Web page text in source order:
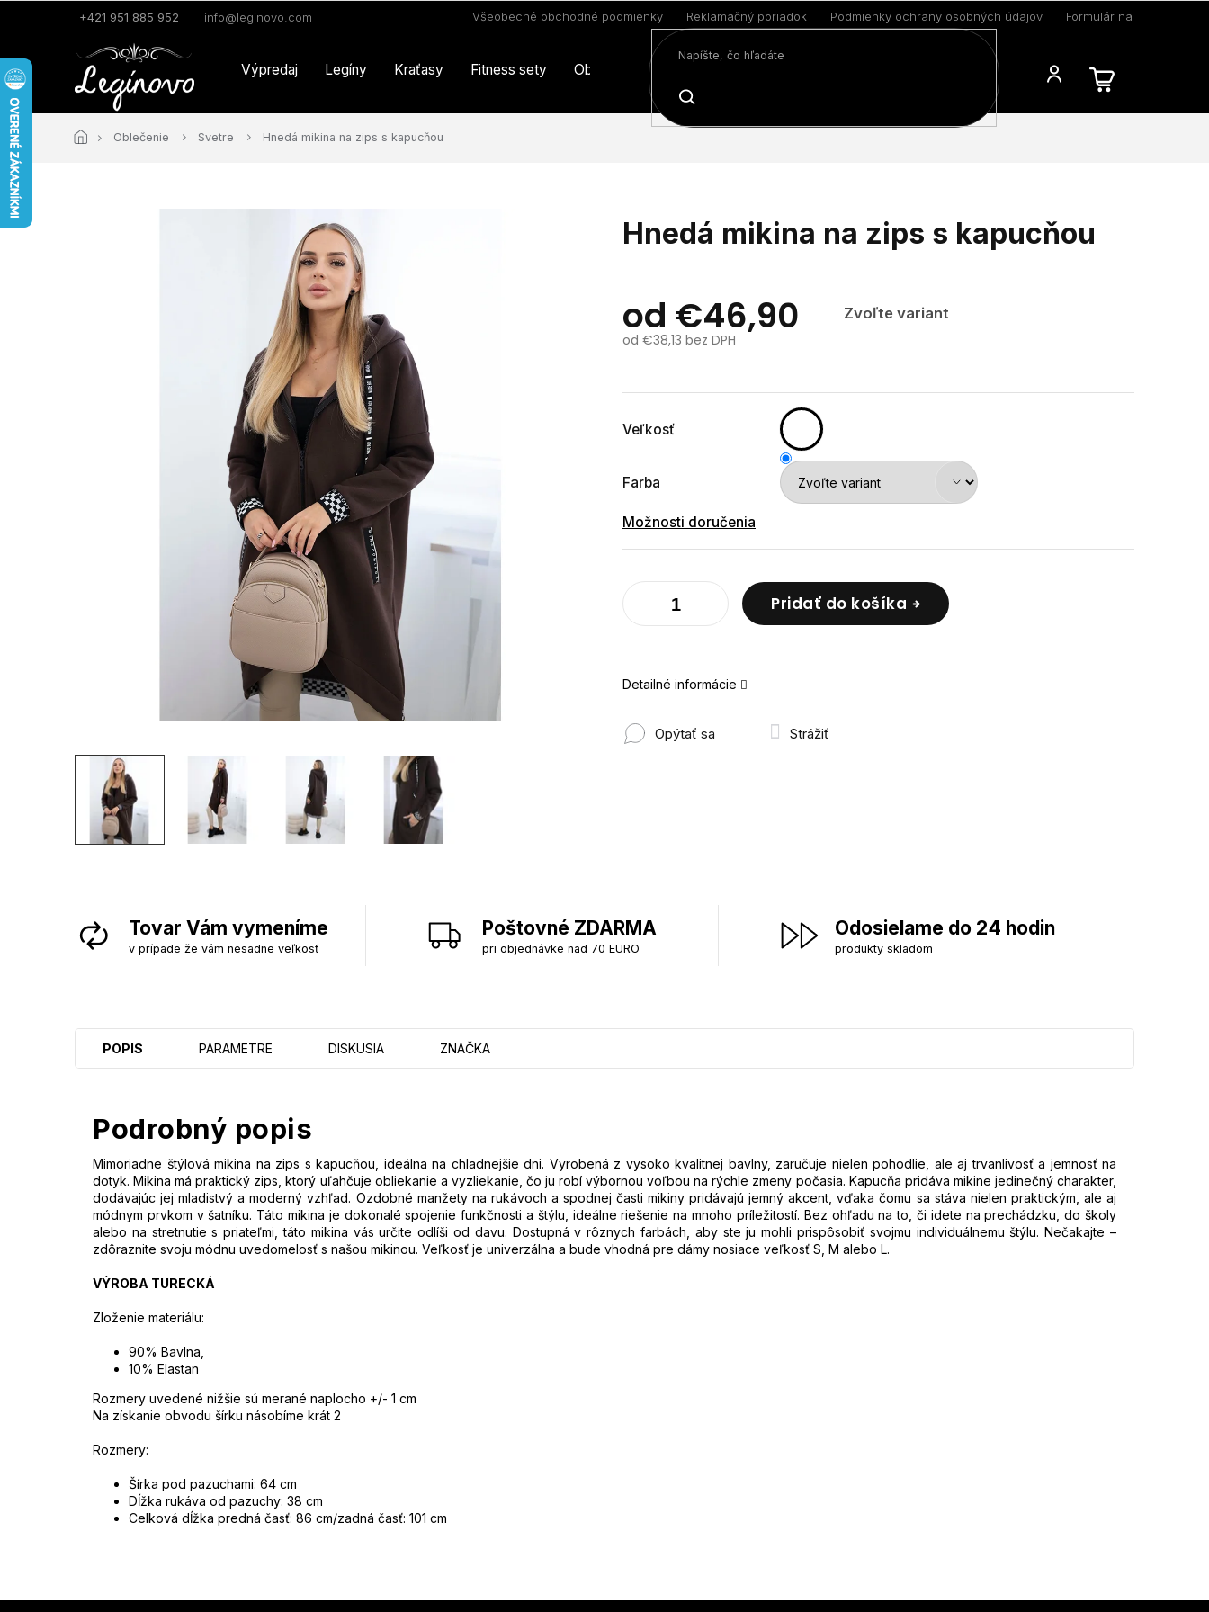
+421 951 885 952 info@leginovo.com Všeobecné obchodné podmienky Reklamačný poriadok Podmienky ochrany osobných údajov Formulár na odstúpenie
HĽADAŤ
Výpredaj Legíny Kraťasy Fitness sety Oblečenie
Oblečenie Svetre Hnedá mikina na zips s kapucňou
Hnedá mikina na zips s kapucňou
od €46,90
Zvoľte variant
od €38,13 bez DPH
Veľkosť
Farba
Možnosti doručenia
Pridať do košíka
Detailné informácie
Opýtať sa Strážiť
Tovar Vám vymeníme
v prípade že vám nesadne veľkosť
Poštovné ZDARMA
pri objednávke nad 70 EURO
Odosielame do 24 hodin
produkty skladom
POPIS PARAMETRE DISKUSIA ZNAČKA
Podrobný popis
Mimoriadne štýlová mikina na zips s kapucňou, ideálna na chladnejšie dni. Vyrobená z vysoko kvalitnej bavlny, zaručuje nielen pohodlie, ale aj trvanlivosť a jemnosť na
dotyk. Mikina má praktický zips, ktorý uľahčuje obliekanie a vyzliekanie, čo ju robí výbornou voľbou na rýchle zmeny počasia. Kapucňa pridáva mikine jedinečný charakter,
dodávajúc jej mladistvý a moderný vzhľad. Ozdobné manžety na rukávoch a spodnej časti mikiny pridávajú jemný akcent, vďaka čomu sa stáva nielen praktickým, ale aj
módnym prvkom v šatníku. Táto mikina je dokonalé spojenie funkčnosti a štýlu, ideálne riešenie na mnoho príležitostí. Bez ohľadu na to, či idete na prechádzku, do školy
alebo na stretnutie s priateľmi, táto mikina vás určite odlíši od davu. Dostupná v rôznych farbách, aby ste ju mohli prispôsobiť svojmu individuálnemu štýlu. Nečakajte –
zdôraznite svoju módnu uvedomelosť s našou mikinou. Veľkosť je univerzálna a bude vhodná pre dámy nosiace veľkosť S, M alebo L.
VÝROBA TURECKÁ
Zloženie materiálu:
90% Bavlna,
10% Elastan
Rozmery uvedené nižšie sú merané naplocho +/- 1 cm
Na získanie obvodu šírku násobíme krát 2
Rozmery:
Šírka pod pazuchami: 64 cm
Dĺžka rukáva od pazuchy: 38 cm
Celková dĺžka predná časť: 86 cm/zadná časť: 101 cm